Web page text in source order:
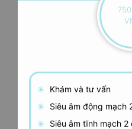
Khám và tư vấn
Siêu âm động mạch
Siêu âm tĩnh mạch 2